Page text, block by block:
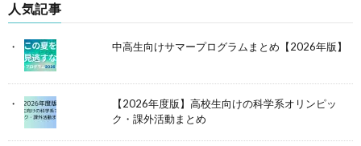
人気記事
中高生向けサマープログラムまとめ【2026年版】
【2026年度版】高校生向けの科学系オリンピッ
ク・課外活動まとめ